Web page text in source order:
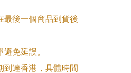
最後一個商品到貨後
免延誤。
到達香港，具體時間